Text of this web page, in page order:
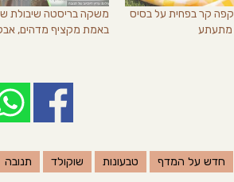
קפה קר בפחית על בסיס
מתעתע
משקה בריסטה שיבולת
באמת מקציף מדהים,
חדש על המדף טבעונות שוקולד תנובה